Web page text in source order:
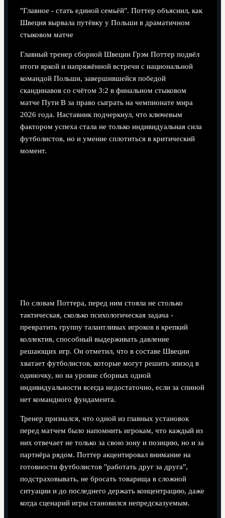
"Главное - стать единой семьёй". Поттер объяснил, как
Швеция вырвала путёвку у Польши в драматичном
стыковом матче
Главный тренер сборной Швеции Грэм Поттер подвёл
итоги яркой и напряжённой встречи с национальной
командой Польши, завершившейся победой
скандинавов со счётом 3:2 в финальном стыковом
матче Пути B за право сыграть на чемпионате мира
2026 года. Наставник подчеркнул, что ключевым
фактором успеха стала не только индивидуальная сила
футболистов, но и умение сплотиться в критический
момент.
По словам Поттера, перед ним стояла не столько
тактическая, сколько психологическая задача -
превратить группу талантливых игроков в крепкий
коллектив, способный выдерживать давление
решающих игр. Он отметил, что в составе Швеции
хватает футболистов, которые могут решить эпизод в
одиночку, но на уровне сборных одной
индивидуальности всегда недостаточно, если за спиной
нет командного фундамента.
Тренер признался, что одной из главных установок
перед матчем было напомнить игрокам, что каждый из
них отвечает не только за свою зону и позицию, но и за
партнёра рядом. Поттер акцентировал внимание на
готовности футболистов "работать друг за друга",
подстраховывать, не бросать товарища в сложной
ситуации и до последнего держать концентрацию, даже
когда сценарий игры становился непредсказуемым.